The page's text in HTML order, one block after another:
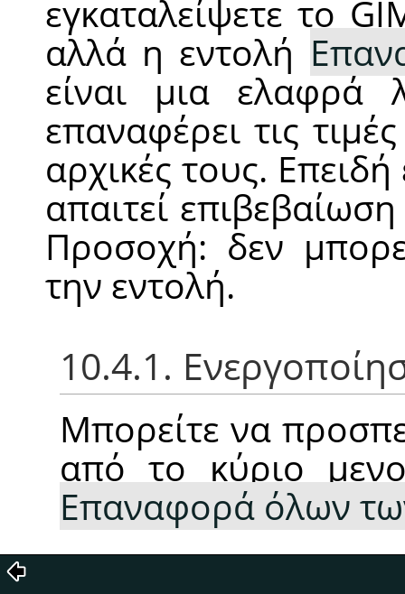
εγκαταλείψετε το
αλλά η εντολή
είναι μια ελαφρά
επαναφέρει τις
αρχικές τους.
απαιτεί
Προσοχή: δεν
την εντολή.
10.4.1.
Μπορείτε να
από το κύριο
Επαναφορά όλων